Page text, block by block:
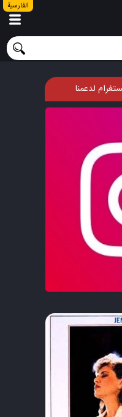
الفارسية
لدعمنا